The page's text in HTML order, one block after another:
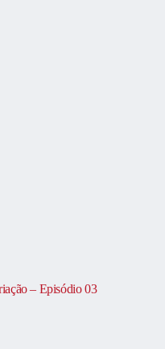
– Episódio 03